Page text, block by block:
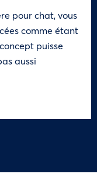
pour chat, vous
comme étant
puisse
aussi